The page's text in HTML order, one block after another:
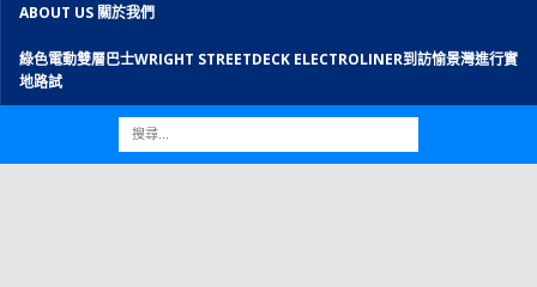
ABOUT US 關於我們
綠色電動雙層巴士WRIGHT STREETDECK ELECTROLINER到訪愉景灣進行實
地路試